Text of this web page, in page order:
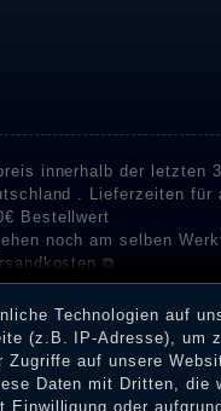
innerhalb der letzten
. Lieferzeiten für
Bestellwert
noch am selben
⧉
über die unabhängigen
zur Echtheit
durch Shopauskunft
oder genutzt haben.
Technologien auf
(z.B. IP-Adresse),
Zugriffe auf unsere
Daten mit Dritten, die
Einwilligung oder